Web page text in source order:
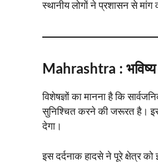
स्थानीय लोगों ने प्रशासन से
Mahrashtra :
विशेषज्ञों का मानना है कि
सुनिश्चित करने की जरूरत है। इस
देगा।
इस दर्दनाक हादसे ने पूरे क्षेत्र